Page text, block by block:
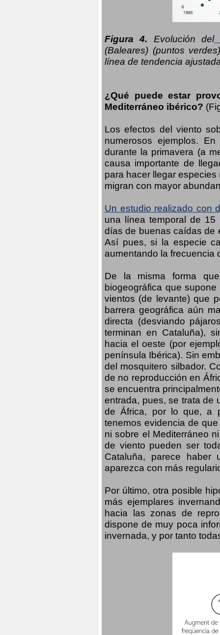
Figura 4. Evolución del
(Baleares) (puntos
línea de tendencia
¿Qué puede estar
Mediterráneo ibérico?
Los efectos del viento
numerosos ejemplos.
durante la primavera (a
causa importante de
para hacer llegar
migran con mayor
Un estudio realizado con
una línea temporal de 15
días de buenas caídas de
Así pues, si la especie
aumentando la frecuencia
De la misma forma
biogeográfica que
vientos (de levante) que
barrera geográfica aún
directa (desviando
terminan en Cataluña),
hacia el oeste (por
península Ibérica). Sin
del mosquitero silbador.
de no reproducción en
se encuentra
entrada, pues, se trata de
de África, por lo que, a
tenemos evidencia de
ni sobre el Mediterráneo
de viento pueden ser
Cataluña, parece
aparezca con más
Por último, otra posible
más ejemplares
hacia las zonas de
dispone de muy poca
invernada, y por tanto